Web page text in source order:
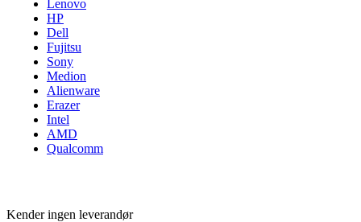
Lenovo
HP
Dell
Fujitsu
Sony
Medion
Alienware
Erazer
Intel
AMD
Qualcomm
Kender ingen leverandør